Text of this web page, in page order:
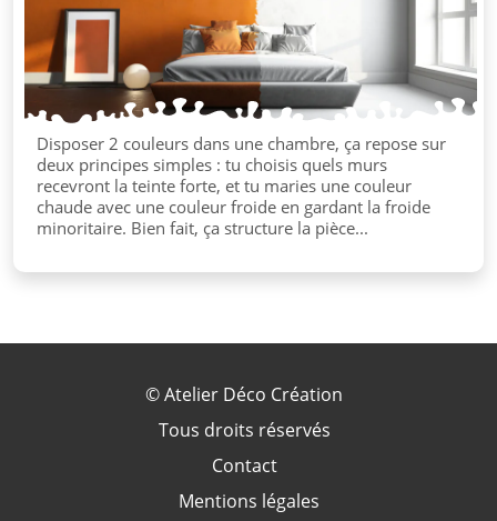
Disposer 2 couleurs dans une chambre, ça repose sur
deux principes simples : tu choisis quels murs
recevront la teinte forte, et tu maries une couleur
chaude avec une couleur froide en gardant la froide
minoritaire. Bien fait, ça structure la pièce...
©Atelier Déco Création
Tous droits réservés
Contact
Mentions légales